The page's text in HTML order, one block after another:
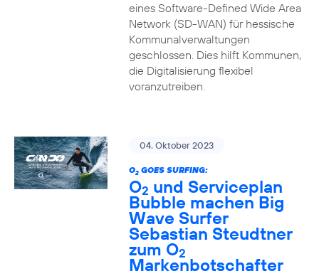
eines Software-Defined Wide Area
Network (SD-WAN) für hessische
Kommunalverwaltungen
geschlossen. Dies hilft Kommunen,
die Digitalisierung flexibel
voranzutreiben.
04. Oktober 2023
O2GOES SURFING:
O2 und Serviceplan
Bubble machen Big
Wave Surfer
Sebastian Steudtner
zum O2
Markenbotschafter